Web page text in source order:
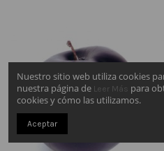
Nuestro sitio web utiliza cookies
nuestra página de Leer Más para
cookies y cómo las utilizamos.
Aceptar